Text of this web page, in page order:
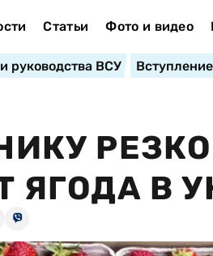
Статьи Фото и видео
руководства ВСУ
ЯГОДА В